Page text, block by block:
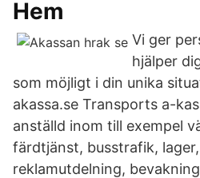
Hem
Vi ger
hjälper
som möjligt i din unika
akassa.se Transports a-
anställd inom till exempel
färdtjänst, busstrafik,
reklamutdelning,